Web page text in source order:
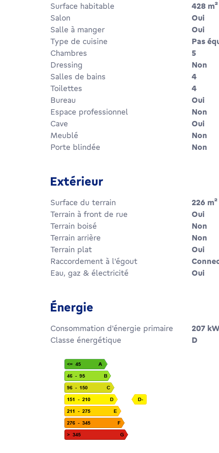
Surface habitable 428 m²
Salon
Oui
Salle à manger
Oui
Type de cuisine
Pas
Chambres
5
Dressing
Non
Salles de bains
4
Toilettes
4
Bureau
Oui
Espace professionnel
Non
Cave
Oui
Meublé
Non
Porte blindée
Non
Extérieur
Surface du terrain 226 m²
Terrain à front de rue
Oui
Terrain boisé
Non
Terrain arrière
Non
Terrain plat
Oui
Raccordement à l'égout
Eau, gaz & électricité
Oui
Énergie
Consommation d'énergie primaire 207
Classe énergétique
D